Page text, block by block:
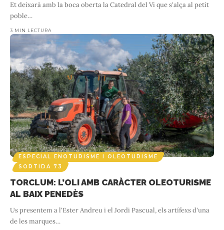
Et deixarà amb la boca oberta la Catedral del Vi que s'alça al petit
poble…
3 MIN LECTURA
ESPECIAL ENOTURISME I OLEOTURISME
SORTIDA 73
TORCLUM: L’OLI AMB CARÀCTER OLEOTURISME
AL BAIX PENEDÈS
Us presentem a l'Ester Andreu i el Jordi Pascual, els artífexs d'una
de les marques…